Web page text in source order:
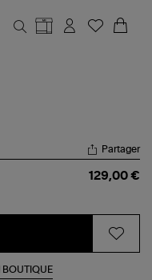
Partager
129,00 €
BOUTIQUE